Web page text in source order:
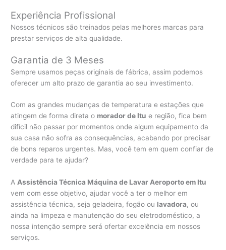
Experiência Profissional
Nossos técnicos são treinados pelas melhores marcas para
prestar serviços de alta qualidade.
Garantia de 3 Meses
Sempre usamos peças originais de fábrica, assim podemos
oferecer um alto prazo de garantia ao seu investimento.
Com as grandes mudanças de temperatura e estações que
atingem de forma direta o morador de Itu e região, fica bem
difícil não passar por momentos onde algum equipamento da
sua casa não sofra as consequências, acabando por precisar
de bons reparos urgentes. Mas, você tem em quem confiar de
verdade para te ajudar?
AAssistência Técnica Máquina de Lavar Aeroporto em Itu
vem com esse objetivo, ajudar você a ter o melhor em
assistência técnica, seja geladeira, fogão ou lavadora, ou
ainda na limpeza e manutenção do seu eletrodoméstico, a
nossa intenção sempre será ofertar excelência em nossos
serviços.